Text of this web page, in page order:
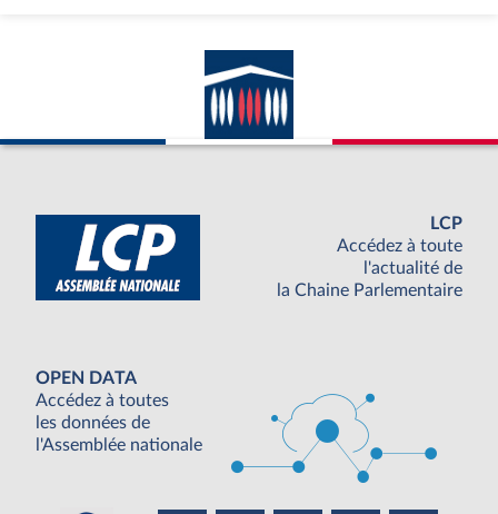
LCP
Accédez à toute
l'actualité de
la Chaine Parlementaire
OPEN DATA
Accédez à toutes
les données de
l'Assemblée nationale